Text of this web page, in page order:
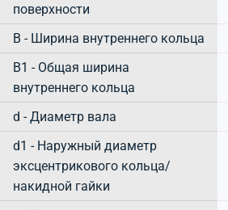
поверхности
B - Ширина внутреннего кольца
B1 - Общая ширина
внутреннего кольца
d - Диаметр вала
d1 - Наружный диаметр
эксцентрикового кольца/
накидной гайки